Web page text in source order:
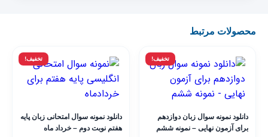
محصولات مرتبط
تخفیف!
دانلود نمونه سوال زبان دوازدهم
برای آزمون نهایی – نمونه ششم
تخفیف!
دانلود نمونه سوال امتحانی زبان پایه
هفتم نوبت دوم – خرداد ماه